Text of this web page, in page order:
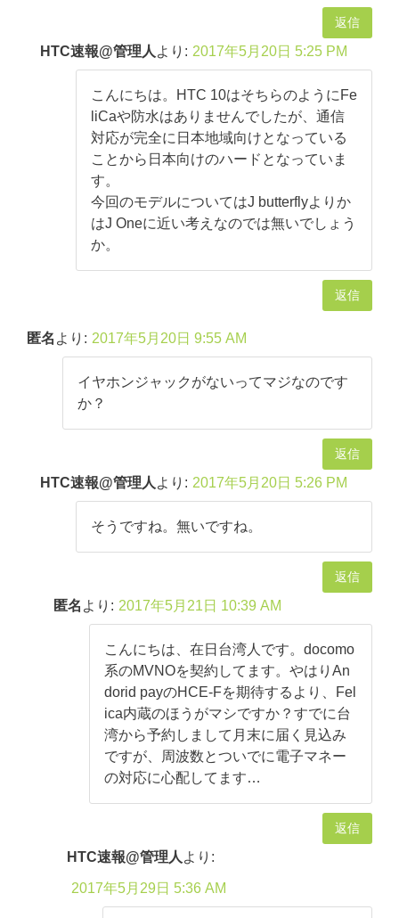
返信
HTC速報@管理人より: 2017年5月20日 5:25 PM
こんにちは。HTC 10はそちらのようにFe
liCaや防水はありませんでしたが、通信
対応が完全に日本地域向けとなっている
ことから日本向けのハードとなっていま
す。
今回のモデルについてはJ butterflyよりか
はJ Oneに近い考えなのでは無いでしょう
か。
返信
匿名 より: 2017年5月20日 9:55 AM
イヤホンジャックがないってマジなのです
か？
返信
HTC速報@管理人より: 2017年5月20日 5:26 PM
そうですね。無いですね。
返信
匿名 より: 2017年5月21日 10:39 AM
こんにちは、在日台湾人です。docomo
系のMVNOを契約してます。やはりAn
dorid payのHCE-Fを期待するより、Fel
ica内蔵のほうがマシですか？すでに台
湾から予約しまして月末に届く見込み
ですが、周波数とついでに電子マネー
の対応に心配してます…
返信
HTC速報@管理人より:
2017年5月29日 5:36 AM